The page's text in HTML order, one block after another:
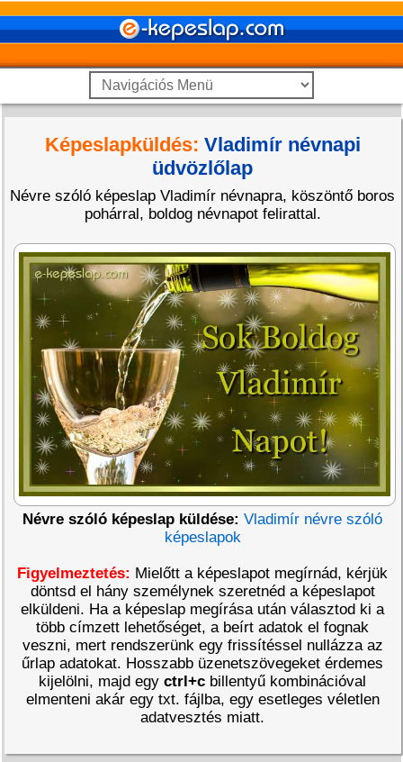
Képeslapküldés: Vladimír névnapi
üdvözlőlap
Névre szóló képeslap Vladimír névnapra, köszöntő boros
pohárral, boldog névnapot felirattal.
Névre szóló képeslap küldése: Vladimír névre szóló
képeslapok
Figyelmeztetés: Mielőtt a képeslapot megírnád, kérjük
döntsd el hány személynek szeretnéd a képeslapot
elküldeni. Ha a képeslap megírása után választod ki a
több címzett lehetőséget, a beírt adatok el fognak
veszni, mert rendszerünk egy frissítéssel nullázza az
űrlap adatokat. Hosszabb üzenetszövegeket érdemes
kijelölni, majd egyctrl+c billentyű kombinációval
elmenteni akár egy txt. fájlba, egy esetleges véletlen
adatvesztés miatt.